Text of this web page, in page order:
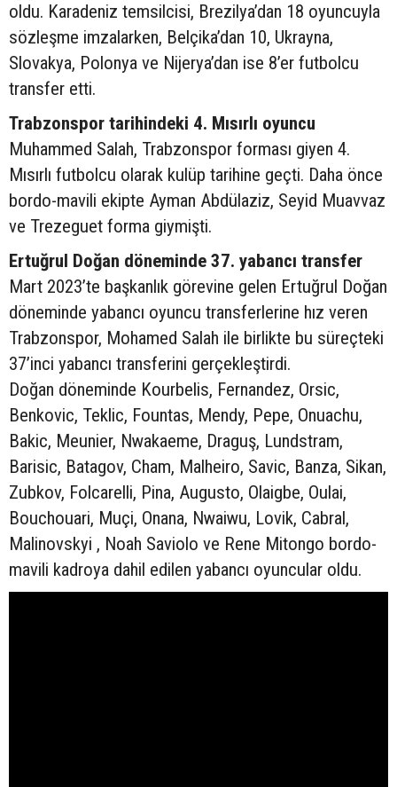
oldu. Karadeniz temsilcisi, Brezilya’dan 18 oyuncuyla
sözleşme imzalarken, Belçika’dan 10, Ukrayna,
Slovakya, Polonya ve Nijerya’dan ise 8’er futbolcu
transfer etti.
Trabzonspor tarihindeki 4. Mısırlı oyuncu
Muhammed Salah, Trabzonspor forması giyen 4.
Mısırlı futbolcu olarak kulüp tarihine geçti. Daha önce
bordo-mavili ekipte Ayman Abdülaziz, Seyid Muavvaz
ve Trezeguet forma giymişti.
Ertuğrul Doğan döneminde 37. yabancı transfer
Mart 2023’te başkanlık görevine gelen Ertuğrul Doğan
döneminde yabancı oyuncu transferlerine hız veren
Trabzonspor, Mohamed Salah ile birlikte bu süreçteki
37’inci yabancı transferini gerçekleştirdi.
Doğan döneminde Kourbelis, Fernandez, Orsic,
Benkovic, Teklic, Fountas, Mendy, Pepe, Onuachu,
Bakic, Meunier, Nwakaeme, Draguş, Lundstram,
Barisic, Batagov, Cham, Malheiro, Savic, Banza, Sikan,
Zubkov, Folcarelli, Pina, Augusto, Olaigbe, Oulai,
Bouchouari, Muçi, Onana, Nwaiwu, Lovik, Cabral,
Malinovskyi , Noah Saviolo ve Rene Mitongo bordo-
mavili kadroya dahil edilen yabancı oyuncular oldu.